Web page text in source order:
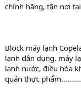
chính hãng, tận nơi
Block máy lạnh
lạnh dân dụng, máy
lạnh nước, điều hòa
quản thực